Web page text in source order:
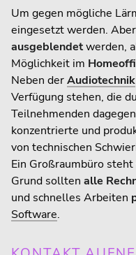
Um gegen mögliche
eingesetzt werden.
ausgeblendetwerden,
Möglichkeit im
Neben derAudiotechnik
Verfügung stehen, die
Teilnehmenden
konzentrierte und
von technischen
Ein Großraumbüro
Grund sollten alle
und schnelles Arbeiten
Software.